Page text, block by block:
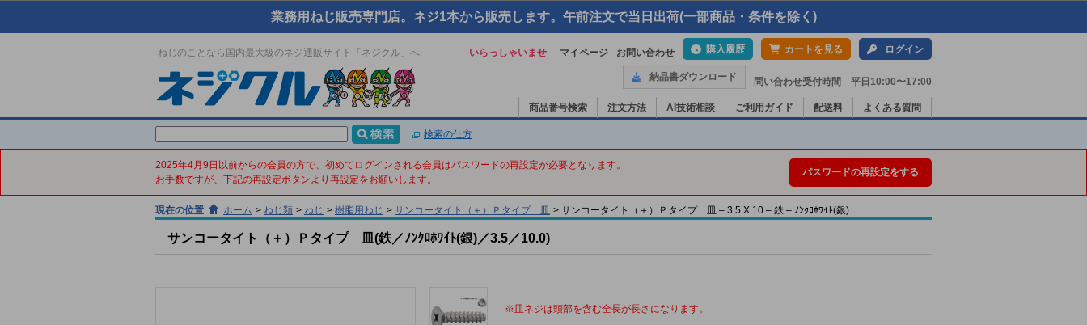
業務用ねじ販売専門店。ネジ1本から販売します。午前注文で当日出荷(一部商品・条件を除く)
ねじのことなら国内最大級のネジ通販サイト「ネジクル」へ いらっしゃいませ マイページ お問い合わせ 購入履歴 カートを見る ログイン
納品書ダウンロード 問い合わせ受付時間 平日10:00〜17:00
商品番号検索 注文方法 AI技術相談 ご利用ガイド 配送料 よくある質問
検索の仕方
2025年4月9日以前からの会員の方で、初めてログインされる会員はパスワードの再設定が必要となります。
お手数ですが、下記の再設定ボタンより再設定をお願いします。
パスワードの再設定をする
現在の位置 ホーム > ねじ類 > ねじ > 樹脂用ねじ > サンコータイト（＋）Ｐタイプ 皿 > サンコータイト（＋）Ｐタイプ 皿 – 3.5 X 10 – 鉄 – ﾉﾝｸﾛﾎﾜｲﾄ(銀)
サンコータイト（＋）Ｐタイプ 皿(鉄／ﾉﾝｸﾛﾎﾜｲﾄ(銀)／3.5／10.0)
※皿ネジは頭部を含む全長が長さになります。